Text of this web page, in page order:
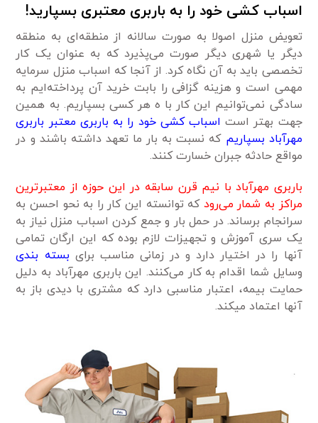
اسباب کشی خود را به باربری معتبری بسپارید!
تعویض منزل اصولا به صورت سالانه از منطقه‌ای به منطقه
دیگر یا شهری دیگر صورت می‌پذیرد که به عنوان یک کار
تخصصی باید به آن نگاه کرد. از آنجا که اسباب منزل سرمایه
مهمی است و هزینه گزافی را بابت خرید آن پرداخته‌ایم به
سادگی نمی‌توانیم این کار با ه هر کسی بسپاریم. به همین
جهت بهتر است اسباب کشی خود را به باربری معتبر باربری
مهرآباد بسپاریم که نسبت به بار ما تعهد داشته باشند و در
مواقع حادثه جبران خسارت کنند.
باربری مهرآباد با نیم قرن سابقه در این حوزه از معتبرترین
مراکز به شمار می‌رود که توانسته این کار را به نحو احسن به
سرانجام برساند. در حمل بار و جمع کردن اسباب منزل نیاز به
یک سری آموزش و تجهیزات لازم بوده که این ارگان تمامی
آنها را در اختیار دارد و در زمانی مناسب برای بسته بندی
وسایل شما اقدام به کار می‌کنند. این باربری مهرآباد به دلیل
حمایت بیمه، اعتبار مناسبی دارد که مشتری با دیدی باز به
آنها اعتماد میکند.